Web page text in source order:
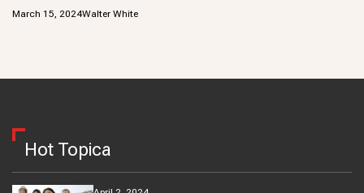
March 15, 2024Walter White
Hot Topica